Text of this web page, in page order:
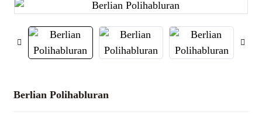
Berlian Polihabluran